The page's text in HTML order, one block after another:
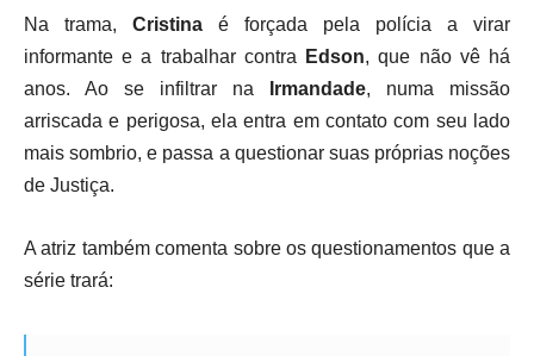
Na trama, Cristina é forçada pela polícia a virar
informante e a trabalhar contra
Edson, que não vê há
anos. Ao se infiltrar na
Irmandade, numa missão
arriscada e perigosa, ela entra em contato com seu lado
mais sombrio, e passa a questionar suas próprias noções
de Justiça.
A atriz também comenta sobre os questionamentos que a
série trará: